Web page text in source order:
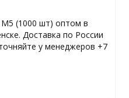
М5 (1000 шт) оптом в
Доставка по России
у менеджеров +7